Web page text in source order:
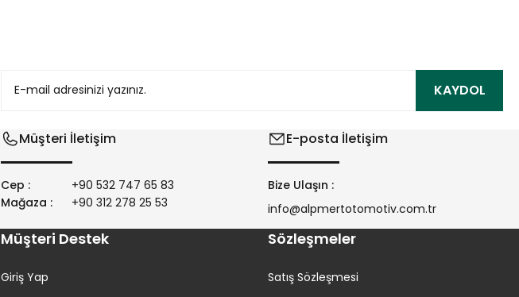
KAYDOL
Müşteri İletişim
Cep :
+90 532 747 65 83
Mağaza :
+90 312 278 25 53
E-posta İletişim
Bize Ulaşın :
info@alpmertotomotiv.com.tr
Müşteri Destek
Giriş Yap
Sözleşmeler
Satış Sözleşmesi